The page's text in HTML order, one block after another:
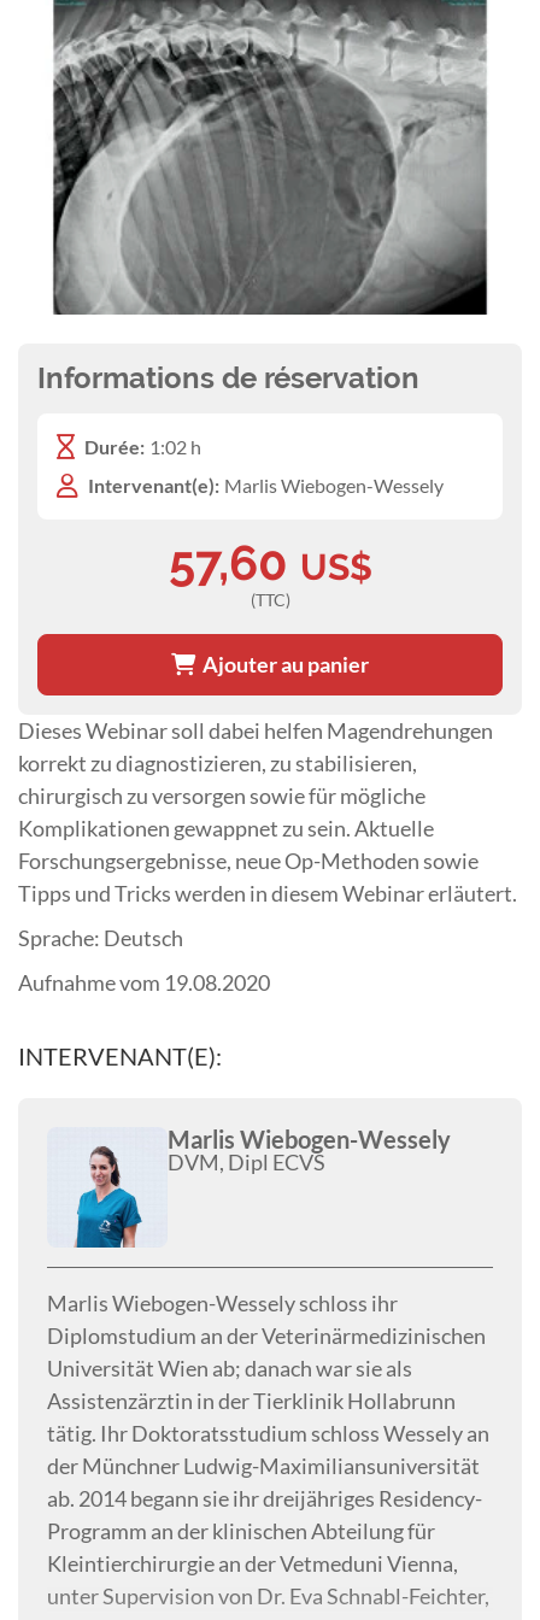
Dieses Webinar soll dabei helfen Magendrehungen
korrekt zu diagnostizieren, zu stabilisieren,
chirurgisch zu versorgen sowie für mögliche
Komplikationen gewappnet zu sein. Aktuelle
Forschungsergebnisse, neue Op-Methoden sowie
Tipps und Tricks werden in diesem Webinar erläutert.
Sprache: Deutsch
Aufnahme vom 19.08.2020
INTERVENANT(E):
Marlis Wiebogen-Wessely
DVM, Dipl ECVS
Marlis Wiebogen-Wessely schloss ihr
Diplomstudium an der Veterinärmedizinischen
Universität Wien ab; danach war sie als
Assistenzärztin in der Tierklinik Hollabrunn
tätig. Ihr Doktoratsstudium schloss Wessely an
der Münchner Ludwig-Maximiliansuniversität
ab. 2014 begann sie ihr dreijähriges Residency-
Programm an der klinischen Abteilung für
Kleintierchirurgie an der Vetmeduni Vienna,
unter Supervision von Dr. Eva Schnabl-Feichter,
Informations de réservation
Durée: 1:02 h
Intervenant(e): Marlis Wiebogen-Wessely
57,60 US$
(TTC)
Ajouter au panier